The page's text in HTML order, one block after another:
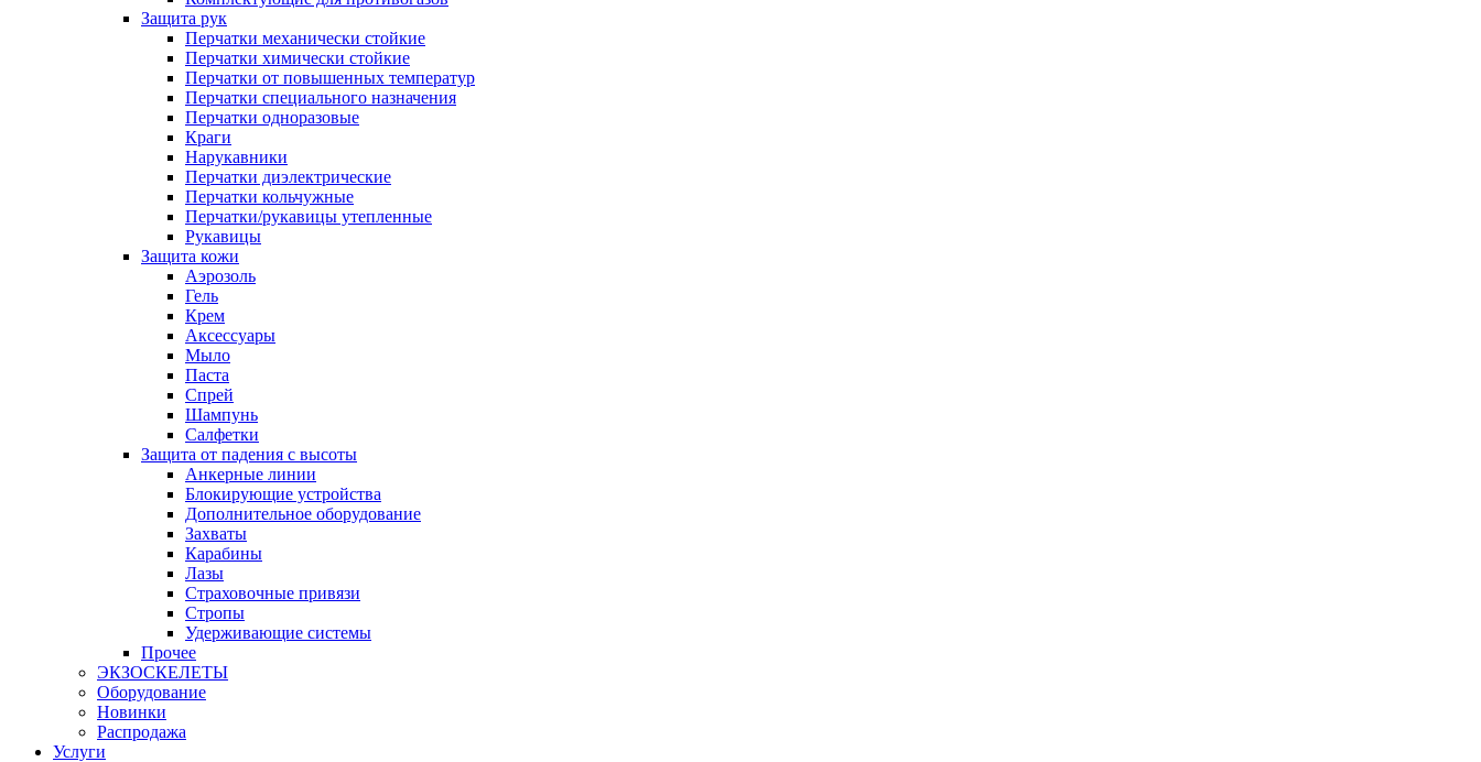
Защита рук
Перчатки механически стойкие
Перчатки химически стойкие
Перчатки от повышенных температур
Перчатки специального назначения
Перчатки одноразовые
Краги
Нарукавники
Перчатки диэлектрические
Перчатки кольчужные
Перчатки/рукавицы утепленные
Рукавицы
Защита кожи
Аэрозоль
Гель
Крем
Аксессуары
Мыло
Паста
Спрей
Шампунь
Салфетки
Защита от падения с высоты
Анкерные линии
Блокирующие устройства
Дополнительное оборудование
Захваты
Карабины
Лазы
Страховочные привязи
Стропы
Удерживающие системы
Прочее
ЭКЗОСКЕЛЕТЫ
Оборудование
Новинки
Распродажа
Услуги